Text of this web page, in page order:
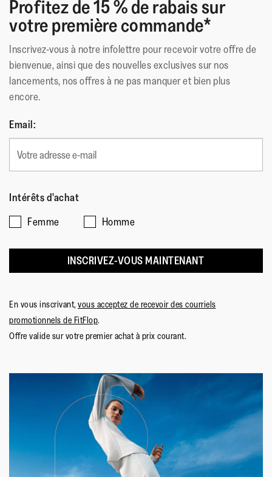
Adhérence de niveau1- usage quotidien/marche en ville
Polaire «Teddy» à 100% en polyester, dont 50% de PET
recyclé à partir de déchets de bouteilles en plastique
Matériau Extérieur:
Fleece Polyester
Self Lining
Semelle
Technologie de la Semelle: IQushion
Profitez de 15 % de rabais sur
votre première commande*
Inscrivez-vous à notre infolettre pour recevoir votre offre de
bienvenue, ainsi que des nouvelles exclusives sur nos
lancements, nos offres à ne pas manquer et bien plus
encore.
Email:
Intérêts d'achat
Femme
Homme
INSCRIVEZ-VOUS MAINTENANT
En vous inscrivant, vous acceptez de recevoir des courriels
promotionnels de FitFlop.
Offre valide sur votre premier achat à prix courant.